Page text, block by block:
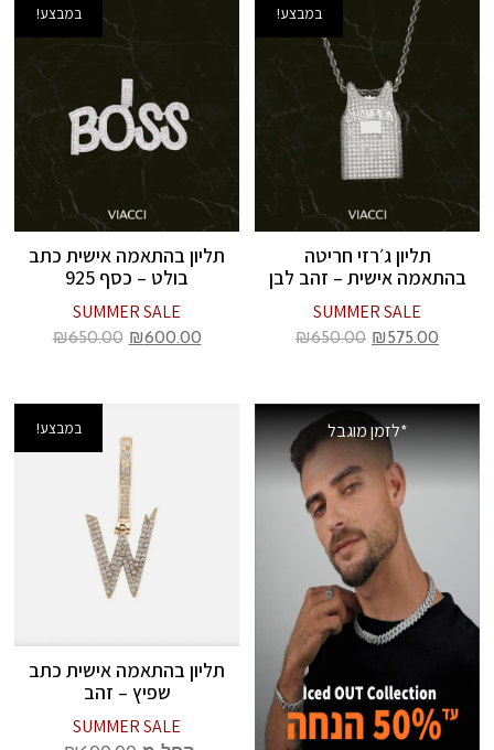
במבצע!
תליון ג׳רזי חריטה
בהתאמה אישית – זהב לבן
SUMMER SALE
₪575.00
₪650.00
במבצע!
תליון בהתאמה אישית כתב
בולט – כסף 925
SUMMER SALE
₪600.00
₪650.00
*לזמן מוגבל במבצע!
תליון בהתאמה אישית כתב
שפיץ – זהב
SUMMER SALE